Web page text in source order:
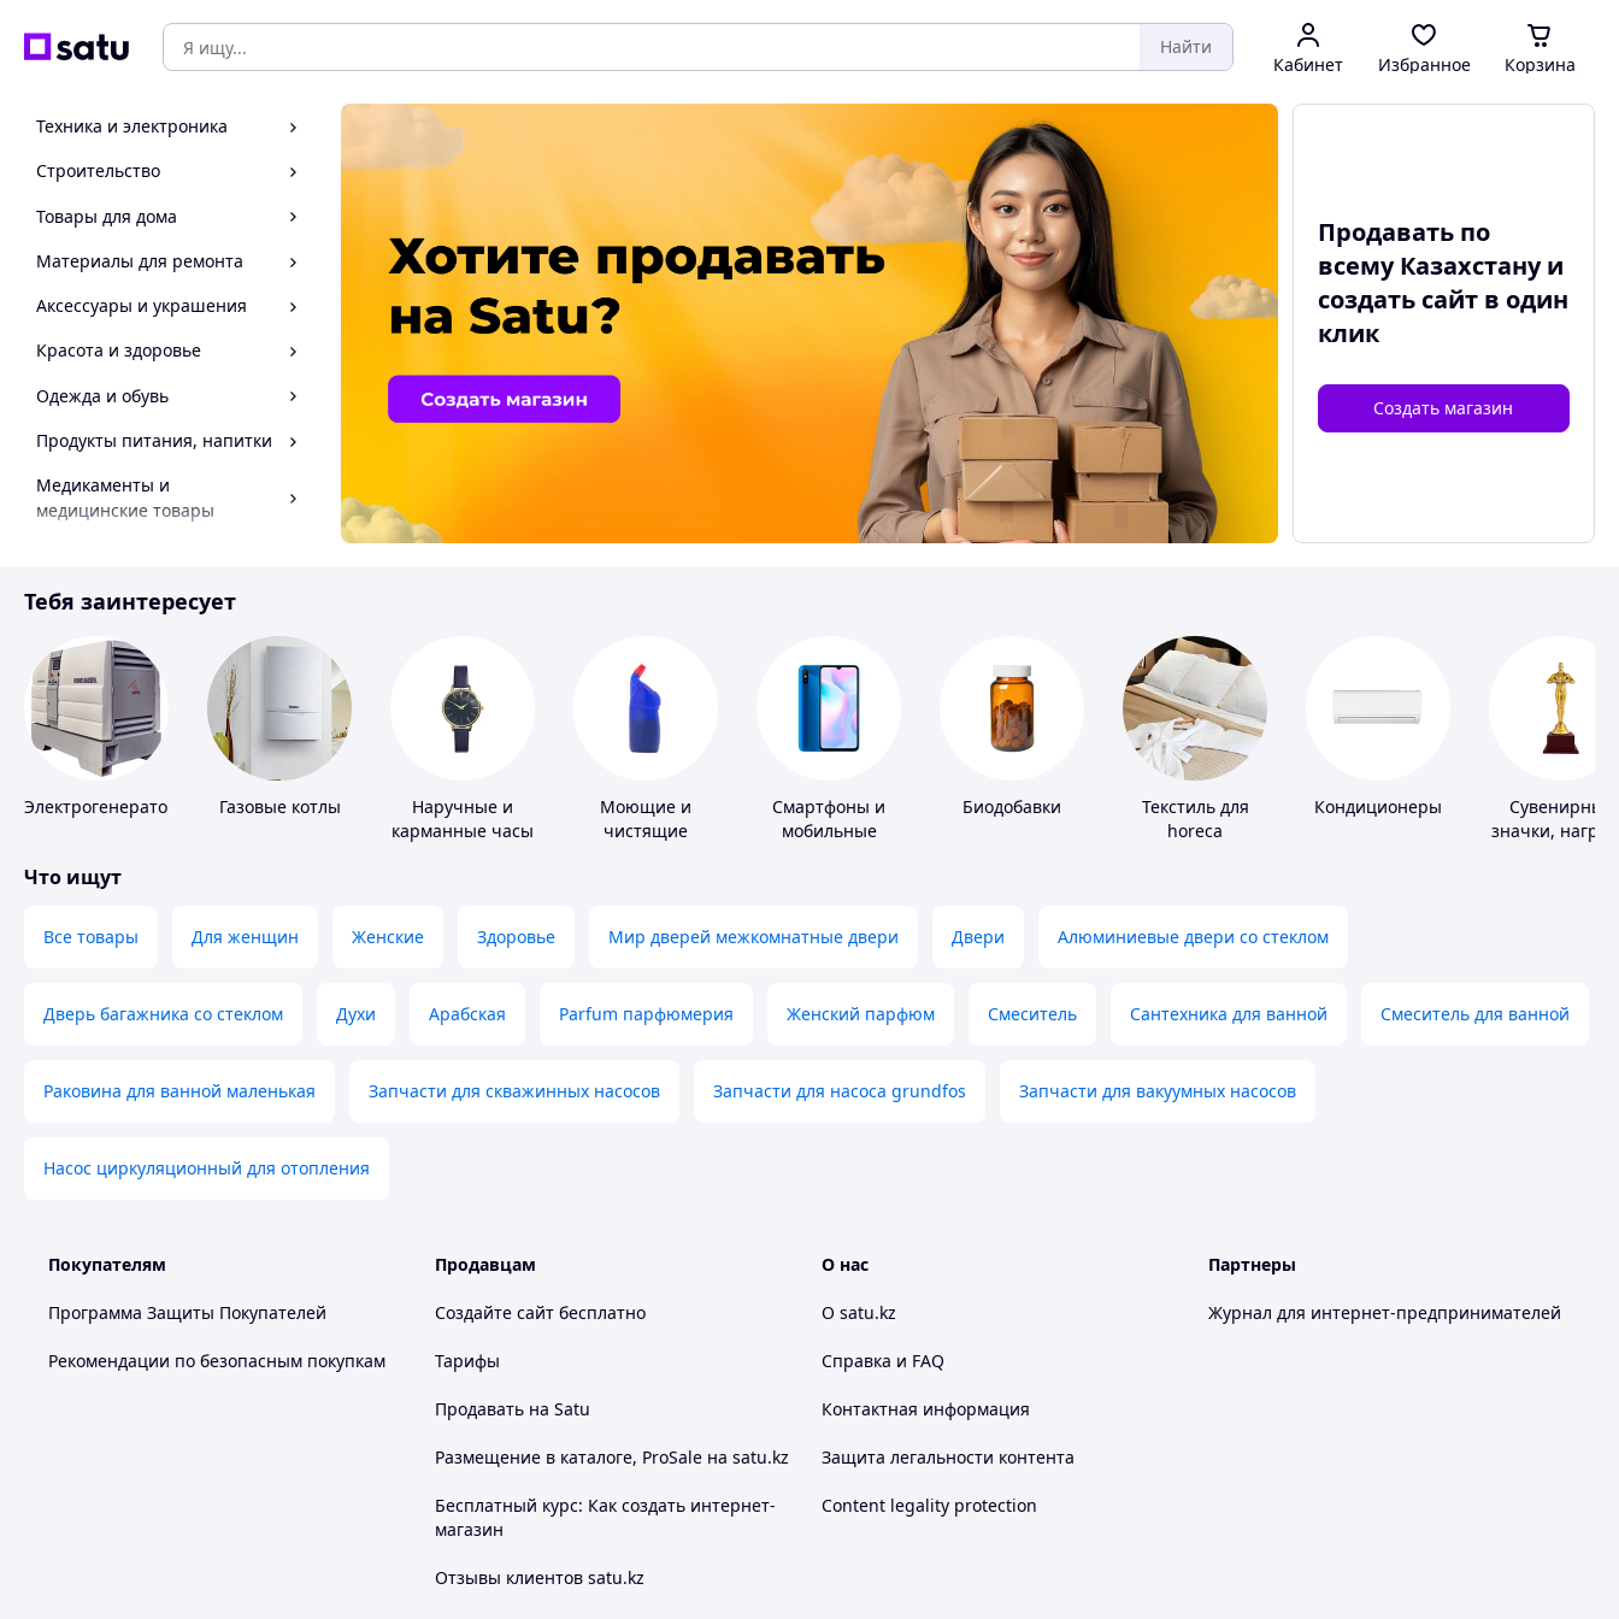
Найти
Кабинет Избранное Корзина
Техника и электроника
Строительство
Товары для дома
Материалы для ремонта
Аксессуары и украшения
Красота и здоровье
Одежда и обувь
Продукты питания, напитки
Медикаменты и
медицинские товары
Инструмент
Продавать по
всему Казахстану и
создать сайтв один
клик
Создать магазин
Тебя заинтересует
Электрогенераторы Газовые котлы
Наручные и
карманные часы
Моющие и
чистящие
Смартфоны и
мобильные
Биодобавки
Текстиль для
horeca
Кондиционеры
Сувенирные
значки,
Что ищут
Все товары Для женщин Женские Здоровье Мир дверей межкомнатные двери Двери Алюминиевые двери со стеклом
Дверь багажника со стеклом Духи Арабская Parfum парфюмерия Женский парфюм Смеситель Сантехника для ванной Смеситель для ванной
Раковина для ванной маленькая Запчасти для скважинных насосов Запчасти для насоса grundfos Запчасти для вакуумных насосов
Насос циркуляционный для отопления
Покупателям
Программа Защиты Покупателей
Рекомендации по безопасным покупкам
Продавцам
Создайте сайт бесплатно
Тарифы
Продавать на Satu
Размещение в каталоге, ProSale на satu.kz
Бесплатный курс: Как создать интернет-
магазин
Отзывы клиентов satu.kz
О нас
О satu.kz
Справка и FAQ
Контактная информация
Защита легальности контента
Content legality protection
Партнеры
Журнал для интернет-предпринимателей